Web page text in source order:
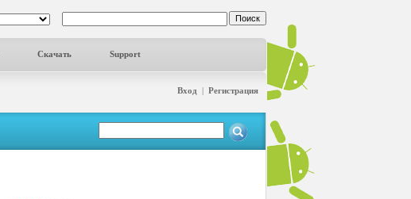
Скачать Support
Вход | Регистрация